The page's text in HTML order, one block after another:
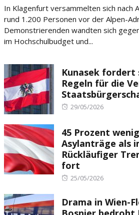
In Klagenfurt versammelten sich nach
rund 1.200 Personen vor der Alpen-
Demonstrierenden wandten sich
im Hochschulbudget und...
Kunasek fordert
Regeln für die
Posted
29/05/2026
45 Prozent
Asylanträge als
Rückläufiger
fort
Posted
25/05/2026
Drama in Wien-